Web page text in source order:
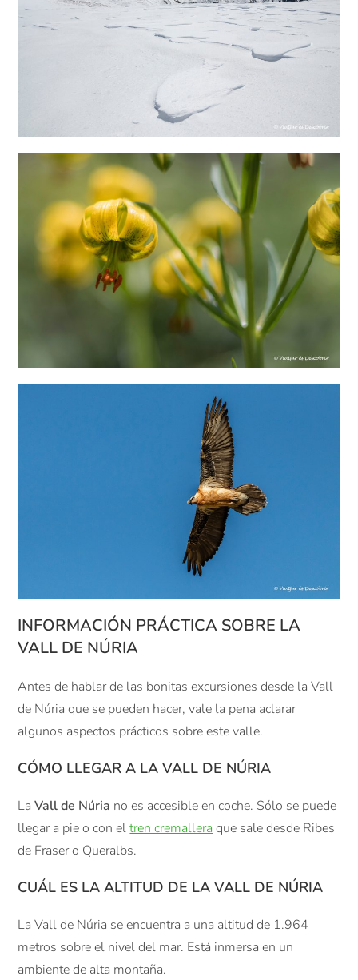
INFORMACIÓN PRÁCTICA SOBRE LA
VALL DE NÚRIA
Antes de hablar de las bonitas excursiones desde la Vall
de Núria que se pueden hacer, vale la pena aclarar
algunos aspectos prácticos sobre este valle.
CÓMO LLEGAR A LA VALL DE NÚRIA
LaVall de Núria no es accesible en coche. Sólo se puede
llegar a pie o con eltren cremallera que sale desde Ribes
de Fraser o Queralbs.
CUÁL ES LA ALTITUD DE LA VALL DE NÚRIA
La Vall de Núria se encuentra a una altitud de 1.964
metros sobre el nivel del mar. Está inmersa en un
ambiente de alta montaña.